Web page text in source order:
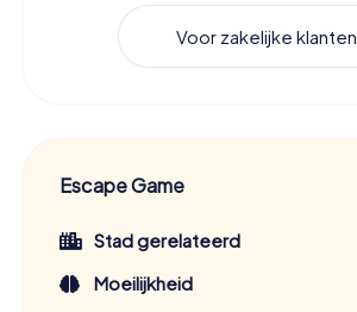
Voor zakelijke klanten
Escape Game
Stad gerelateerd
Moeilijkheid